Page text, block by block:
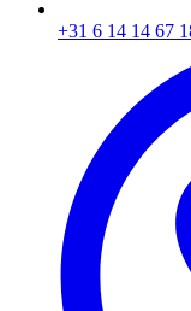
+31 6 14 14 67